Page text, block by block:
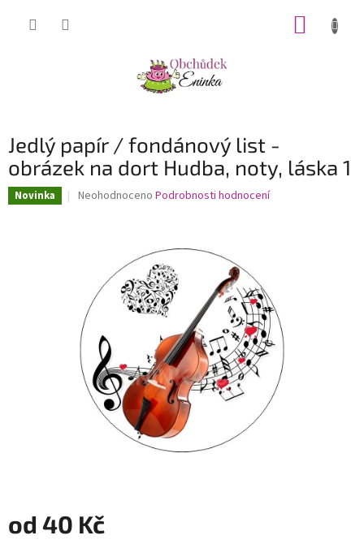
Jedlý papír / fondánový list -
obrázek na dort Hudba, noty, láska 1
Novinka
Průměrné
hvězdiček.
Neohodnoceno Podrobnosti hodnocení
od 40 Kč